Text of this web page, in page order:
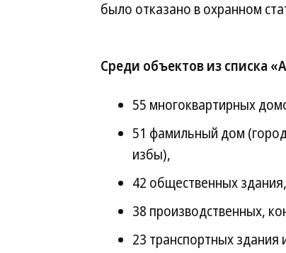
было отказано в охранном
Среди объектов из списка
55 многоквартирных
51 фамильный дом
избы),
42 общественных здания,
38 производственных,
23 транспортных здания